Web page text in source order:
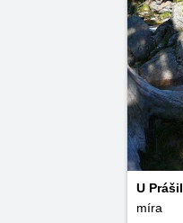
U Prášil
míra